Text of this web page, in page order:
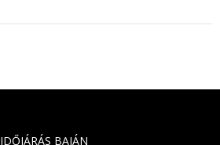
IDŐJÁRÁS BAJÁN